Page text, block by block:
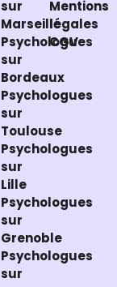
sur
Marseille
Psychologues
sur
Bordeaux
Psychologues
sur
Toulouse
Psychologues
sur
Lille
Psychologues
sur
Grenoble
Psychologues
sur
Mentions
légales
CGV